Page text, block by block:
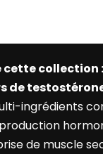
cette collection :
de
ingrédients
de muscle